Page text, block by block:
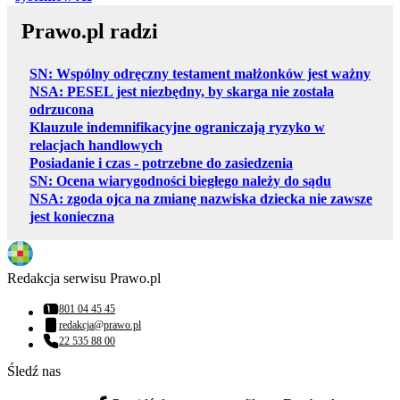
Prawo.pl radzi
SN: Wspólny odręczny testament małżonków jest ważny
NSA: PESEL jest niezbędny, by skarga nie została
odrzucona
Klauzule indemnifikacyjne ograniczają ryzyko w
relacjach handlowych
Posiadanie i czas - potrzebne do zasiedzenia
SN: Ocena wiarygodności biegłego należy do sądu
NSA: zgoda ojca na zmianę nazwiska dziecka nie zawsze
jest konieczna
Redakcja serwisu Prawo.pl
Numer telefonu:
801 04 45 45
Adres email:
redakcja@prawo.pl
Numer telefonu:
22 535 88 00
Śledź nas